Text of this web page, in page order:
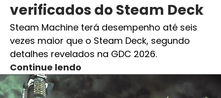
verificados do Steam Deck
Steam Machine terá desempenho até seis
vezes maior que o Steam Deck, segundo
detalhes revelados na GDC 2026.
Continue lendo